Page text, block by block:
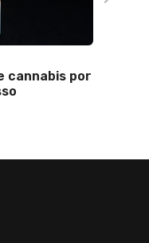
cannabis por